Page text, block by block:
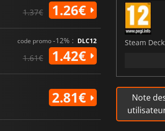
1.37€ 1.26€
code promo-12% : DLC12
1.61€ 1.42€
2.81€
Steam
Note